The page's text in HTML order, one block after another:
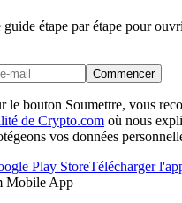
étape par étape pour
Commencer
le bouton Soumettre, vous
de Crypto.com où nous
vos données
Télécharger